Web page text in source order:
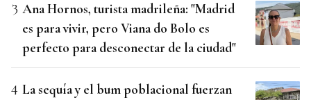
Ana Hornos, turista madrileña: "Madrid
es para vivir, pero Viana do Bolo es
perfecto para desconectar de la ciudad"
La sequía y el bum poblacional fuerzan